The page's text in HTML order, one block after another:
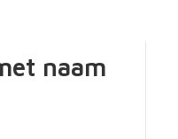
naam